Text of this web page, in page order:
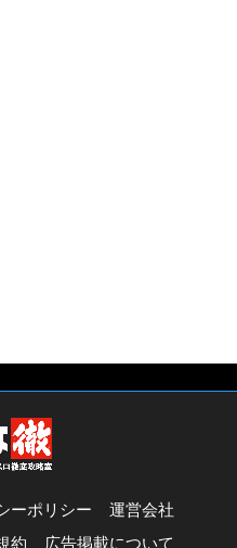
ーポリシー
運営会社
約 広告掲載について